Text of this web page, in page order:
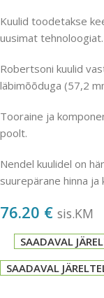
Kuulid toodetakse
uusimat tehnoloogiat.
Robertsoni kuulid
läbimõõduga (57,2
Tooraine ja
poolt.
Nendel kuulidel on
suurepärane hinna ja
76.20 € sis.KM
SAADAVAL
SAADAVAL